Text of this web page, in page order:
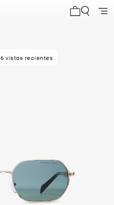
6 vistas recientes